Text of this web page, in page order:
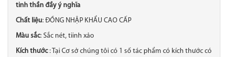
tinh thần đầy ý nghĩa
Chất liệu: ĐỒNG NHẬP KHẨU CAO CẤP
Màu sắc: Sắc nét, tiinh xảo
Kích thước: Tại Cơ sở chúng tôi có 1 số tác phẩm có kích thước có